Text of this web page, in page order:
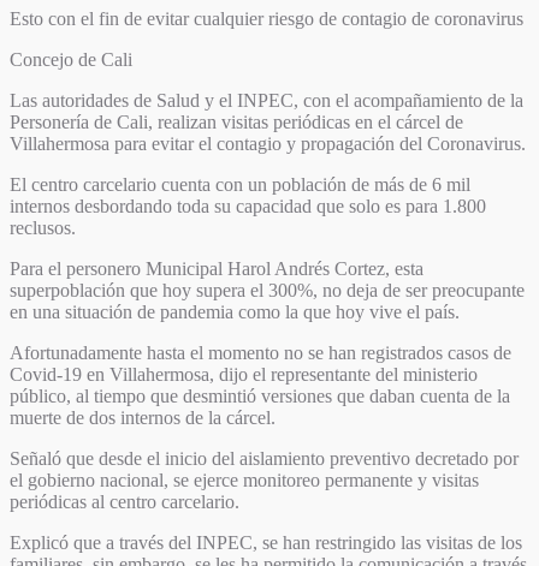
Esto con el fin de evitar cualquier riesgo de contagio de coronavirus
Concejo de Cali
Las autoridades de Salud y el INPEC, con el acompañamiento de la
Personería de Cali, realizan visitas periódicas en el cárcel de
Villahermosa para evitar el contagio y propagación del Coronavirus.
El centro carcelario cuenta con un población de más de 6 mil
internos desbordando toda su capacidad que solo es para 1.800
reclusos.
Para el personero Municipal Harol Andrés Cortez, esta
superpoblación que hoy supera el 300%, no deja de ser preocupante
en una situación de pandemia como la que hoy vive el país.
Afortunadamente hasta el momento no se han registrados casos de
Covid-19 en Villahermosa, dijo el representante del ministerio
público, al tiempo que desmintió versiones que daban cuenta de la
muerte de dos internos de la cárcel.
Señaló que desde el inicio del aislamiento preventivo decretado por
el gobierno nacional, se ejerce monitoreo permanente y visitas
periódicas al centro carcelario.
Explicó que a través del INPEC, se han restringido las visitas de los